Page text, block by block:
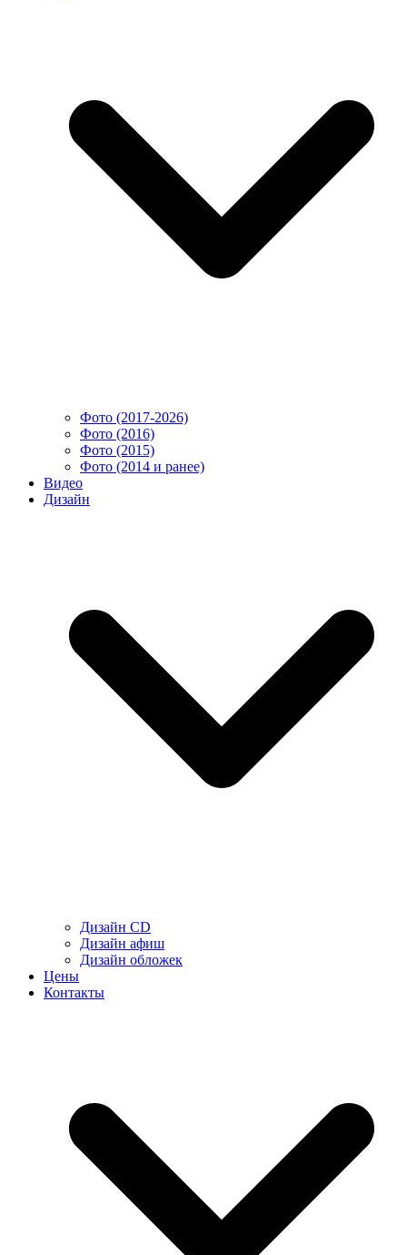
Фото (2017-2026)
Фото (2016)
Фото (2015)
Фото (2014 и ранее)
Видео
Дизайн
Дизайн CD
Дизайн афиш
Дизайн обложек
Цены
Контакты